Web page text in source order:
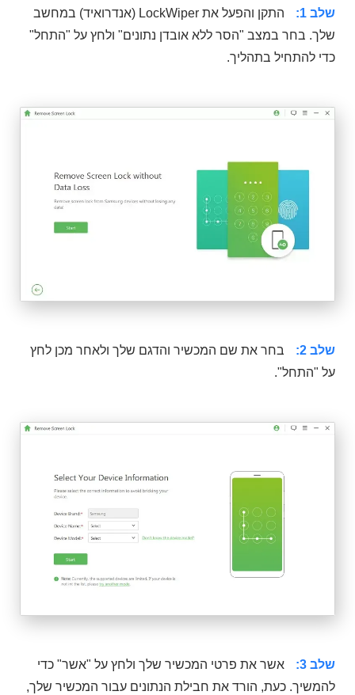
שלב 1:
התקן והפעל את LockWiper (אנדרואיד) במחשב
שלך. בחר במצב "הסר ללא אובדן נתונים" ולחץ על "התחל"
כדי להתחיל בתהליך.
שלב 2:
בחר את שם המכשיר והדגם שלך ולאחר מכן לחץ
על "התחל".
שלב 3:
אשר את פרטי המכשיר שלך ולחץ על "אשר" כדי
להמשיך. כעת, הורד את חבילת הנתונים עבור המכשיר שלך,